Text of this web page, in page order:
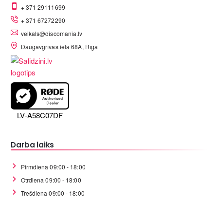
+ 371 29111699
+ 371 67272290
veikals@discomania.lv
Daugavgrīvas iela 68A, Rīga
LV-A58C07DF
Darba laiks
Pirmdiena 09:00 - 18:00
Otrdiena 09:00 - 18:00
Trešdiena 09:00 - 18:00